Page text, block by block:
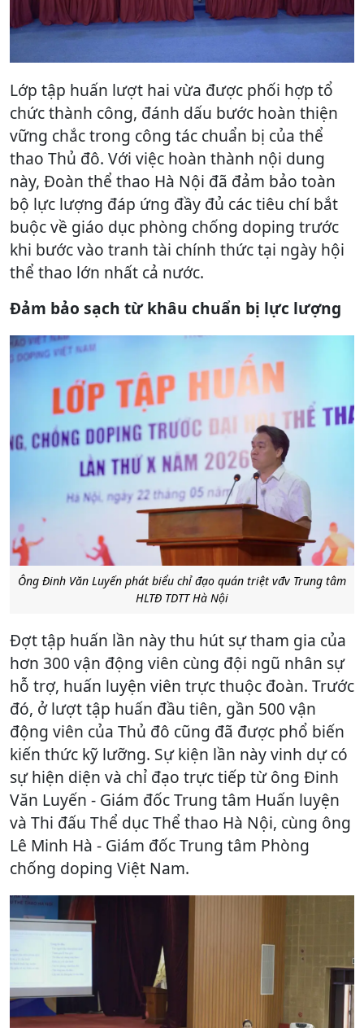
Lớp tập huấn lượt hai vừa được phối hợp tổ
chức thành công, đánh dấu bước hoàn thiện
vững chắc trong công tác chuẩn bị của thể
thao Thủ đô. Với việc hoàn thành nội dung
này, Đoàn thể thao Hà Nội đã đảm bảo toàn
bộ lực lượng đáp ứng đầy đủ các tiêu chí bắt
buộc về giáo dục phòng chống doping trước
khi bước vào tranh tài chính thức tại ngày hội
thể thao lớn nhất cả nước.
Đảm bảo sạch từ khâu chuẩn bị lực lượng
Ông Đinh Văn Luyến phát biểu chỉ đạo quán triệt vđv Trung tâm
HLTĐ TDTT Hà Nội
Đợt tập huấn lần này thu hút sự tham gia của
hơn 300 vận động viên cùng đội ngũ nhân sự
hỗ trợ, huấn luyện viên trực thuộc đoàn. Trước
đó, ở lượt tập huấn đầu tiên, gần 500 vận
động viên của Thủ đô cũng đã được phổ biến
kiến thức kỹ lưỡng. Sự kiện lần này vinh dự có
sự hiện diện và chỉ đạo trực tiếp từ ông Đinh
Văn Luyến - Giám đốc Trung tâm Huấn luyện
và Thi đấu Thể dục Thể thao Hà Nội, cùng ông
Lê Minh Hà - Giám đốc Trung tâm Phòng
chống doping Việt Nam.